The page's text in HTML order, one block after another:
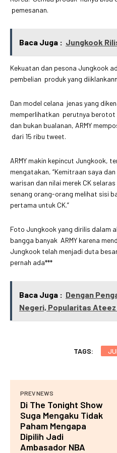
pemesanan.
Baca Juga : Jungkook
Kekuatan dan pesona Jungkook
pembelian produk yang
Dan model celana jenas yang
memperlihatkan perutnya
dan bukan bualanan, ARMY
dari 15 ribu tweet.
ARMY makin kepincut Jungkook,
mengatakan, “Kemitraan saya
warisan dan nilai merek CK
senang orang-orang melihat sisi
pertama untuk CK.”
Foto Jungkook yang dirilis dalam
bangga banyak ARMY karena
Jungkook telah menjadi duta
pernah ada***
Baca Juga : Dengan
Negeri, Popularitas Ateez
TAGS:
PREV NEWS
Di The Tonight Show
Suga Mengaku Tidak
Paham Mengapa
Dipilih Jadi
Ambasador NBA